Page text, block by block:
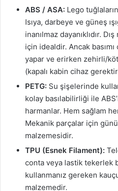
ABS / ASA: Lego
Isıya, darbeye ve güneş
inanılmaz dayanıklıdır.
için idealdir. Ancak
yapar ve erirken zehirli/
(kapalı kabin cihaz
PETG: Su şişelerinde
kolay basılabilirliği ile
harmanlar. Hem sağlam
Mekanik parçalar için
malzemesidir.
TPU (Esnek Filament):
conta veya lastik tekerlek
kullanmanız gereken
malzemedir.